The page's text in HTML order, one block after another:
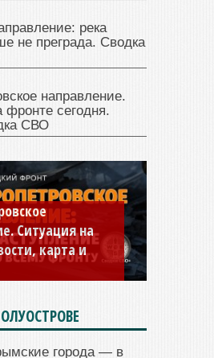
река
не преграда. Сводка
направление.
фронте сегодня.
СВО
Ситуация на
карта и
Ситуация на
карта и
города — в